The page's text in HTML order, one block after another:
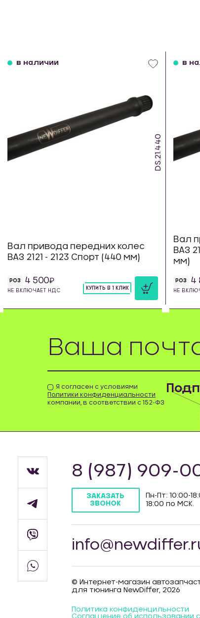
DS.21.440
в наличии
Вал привода передних колес
ВАЗ 2121 - 2123 Спорт (440 мм)
РОЗ 4 500
НЕ ВКЛЮЧАЕТ НДС КУПИТЬ В 1 КЛИК
в
Вал
ВАЗ
мм)
РОЗ 4
НЕ
Я согласен с условиями
Политики конфиденциальности
компании, в соответствии с 152-ФЗ
8 (987) 909-
ЗАКАЗАТЬ
ЗВОНОК
Пн-Пт: 10:00-
18:00 по МСК.
© Интернет-магазин
для тюнинга NewDiffer, 2026
Политика конфиденцильности
Соглашение об использовании